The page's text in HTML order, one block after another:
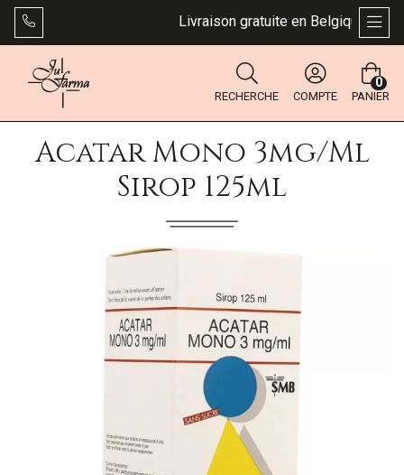
Livraison gratuite en Belgique dès
RECHERCHE COMPTE PANIER
0
Acatar Mono 3mg/ml
Sirop 125ml